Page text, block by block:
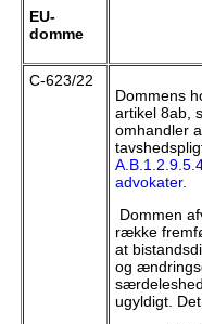
EU-
domme
C-623/22
Dommens
artikel 8ab,
omhandler
advokater.
Dommen
række
at
og
ugyldigt.